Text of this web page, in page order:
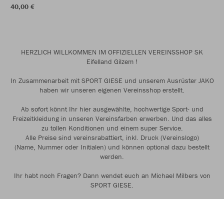
40,00 €
HERZLICH WILLKOMMEN IM OFFIZIELLEN VEREINSSHOP SK
Eifelland Gilzem !
In Zusammenarbeit mit SPORT GIESE und unserem Ausrüster JAKO
haben wir unseren eigenen Vereinsshop erstellt.
Ab sofort könnt Ihr hier ausgewählte, hochwertige Sport- und
Freizeitkleidung in unseren Vereinsfarben erwerben. Und das alles
zu tollen Konditionen und einem super Service.
Alle Preise sind vereinsrabattiert, inkl. Druck (Vereinslogo)
(Name, Nummer oder Initialen) und können optional dazu bestellt
werden.
Ihr habt noch Fragen? Dann wendet euch an Michael Milbers von
SPORT GIESE.